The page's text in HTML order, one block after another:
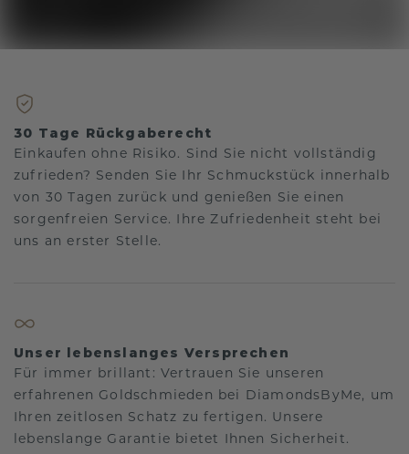
30 Tage Rückgaberecht
Einkaufen ohne Risiko. Sind Sie nicht vollständig
zufrieden? Senden Sie Ihr Schmuckstück innerhalb
von 30 Tagen zurück und genießen Sie einen
sorgenfreien Service. Ihre Zufriedenheit steht bei
uns an erster Stelle.
Unser lebenslanges Versprechen
Für immer brillant: Vertrauen Sie unseren
erfahrenen Goldschmieden bei DiamondsByMe, um
Ihren zeitlosen Schatz zu fertigen. Unsere
lebenslange Garantie bietet Ihnen Sicherheit.